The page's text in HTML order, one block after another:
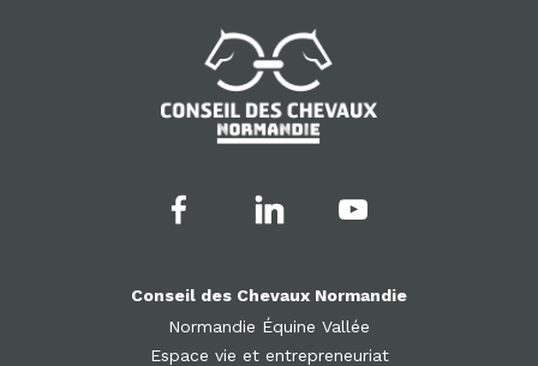
Conseil des Chevaux Normandie
Normandie Équine Vallée
Espace vie et entrepreneuriat